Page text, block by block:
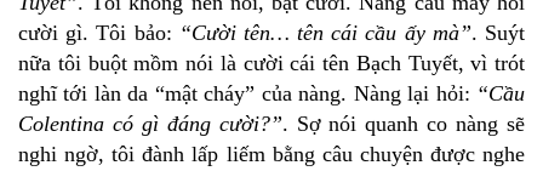
cười gì. Tôi bảo: “Cười tên… tên cái cầu ấy mà”. Suýt
nữa tôi buột mồm nói là cười cái tên Bạch Tuyết, vì trót
nghĩ tới làn da “mật cháy” của nàng. Nàng lại hỏi: “Cầu
Colentina có gì đáng cười?”. Sợ nói quanh co nàng sẽ
nghi ngờ, tôi đành lấp liếm bằng câu chuyện được nghe